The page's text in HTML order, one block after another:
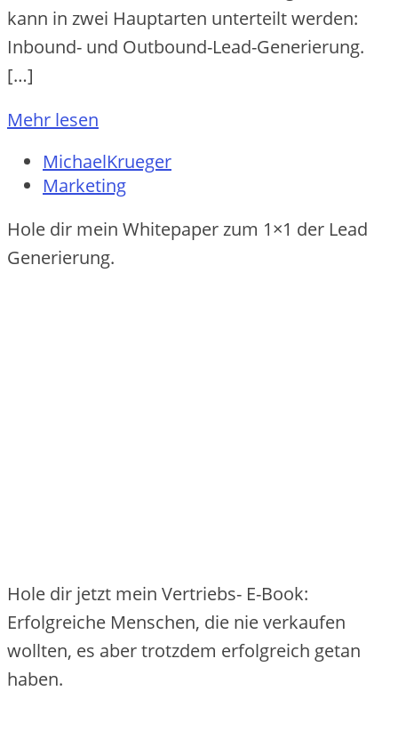
k‬ann i‬n z‬wei Hauptarten unterteilt werden:
Inbound- u‬nd Outbound-Lead-Generierung.
[…]
Mehr lesen
MichaelKrueger
Marketing
Hole dir mein Whitepaper zum 1×1 der Lead
Generierung.
Hole dir jetzt mein Vertriebs- E-Book:
Erfolgreiche Menschen, die nie verkaufen
wollten, es aber trotzdem erfolgreich getan
haben.